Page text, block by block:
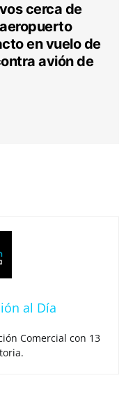
cerca de
en vuelo de
avión de
al Día
Comercial con 13